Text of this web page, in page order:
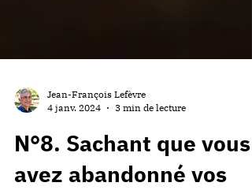
4 janv. 2024
3 min de lecture
N°8. Sachant que vous